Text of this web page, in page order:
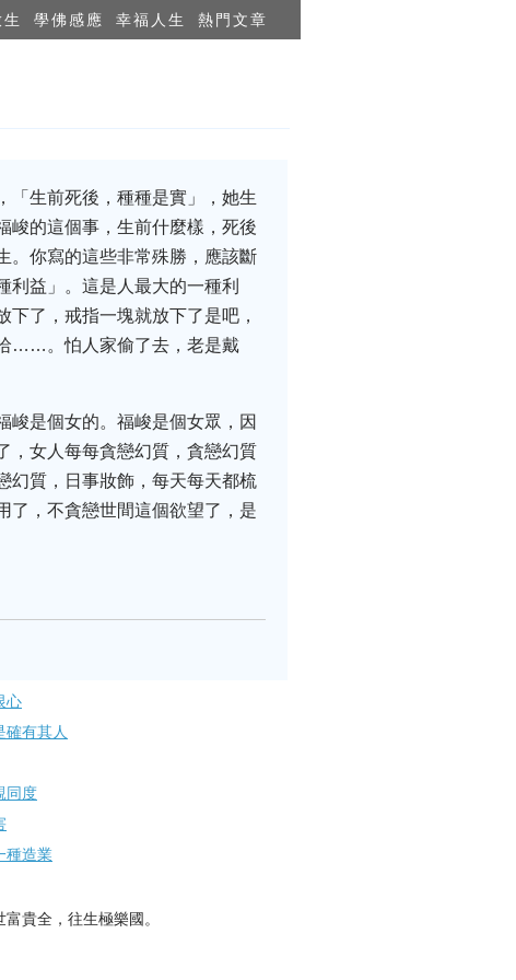
學佛感應 幸福人生 熱門文章
「生前死後，種種是實」，她生
峻的這個事，生前什麼樣，死後
。你寫的這些非常殊勝，應該斷
利益」。這是人最大的一種利
了，戒指一塊就放下了是吧，
……。怕人家偷了去，老是戴
峻是個女的。福峻是個女眾，因
，女人每每貪戀幻質，貪戀幻質
幻質，日事妝飾，每天每天都梳
了，不貪戀世間這個欲望了，是
心
確有其人
同度
種造業
貴全，往生極樂國。